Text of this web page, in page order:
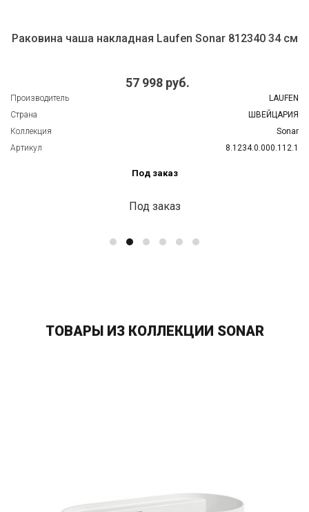
Раковина чаша накладная Laufen Sonar 812340 34 см
57 998 руб.
Производитель
LAUFEN
Страна
ШВЕЙЦАРИЯ
Коллекция
Sonar
Артикул
8.1234.0.000.112.1
Под заказ
Под заказ
ТОВАРЫ ИЗ КОЛЛЕКЦИИ SONAR